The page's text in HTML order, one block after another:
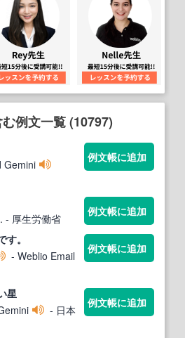
む例文一覧 (10797)
Gemini
例文帳に追加
- 厚生労働省
例文帳に追加
す。
- Weblio Email
例文帳に追加
星
- 日本
例文帳に追加